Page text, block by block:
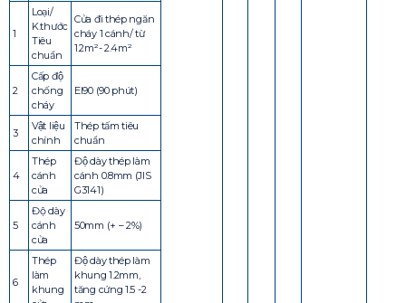
1
Loại/
K.thước
Tiêu
chuẩn
Cửa đi thép ngăn
cháy 1 cánh/ từ
1.2m²- 2.4m²
2
Cấp độ
chống
cháy
EI90 (90 phút)
3
Vật liệu
chính
Thép tấm tiêu
chuẩn
4
Thép
cánh
cửa
Độ dày thép làm
cánh 0.8mm (JIS
G3141)
5
Độ dày
cánh
cửa
50mm (+ – 2%)
6
Thép
làm
khung
Độ dày thép làm
khung 1.2mm,
tăng cứng 1.5 -2